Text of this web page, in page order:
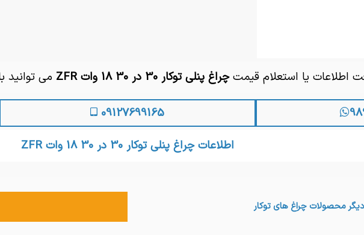
اطلاعات یا استعلام قیمتچراغ پنلی توکار 30 در 30 18 وات ZFR می توانید
09127699165
اطلاعات چراغ پنلی توکار 30 در 30 18 وات ZFR
دیگر محصولاتچراغ های توکار